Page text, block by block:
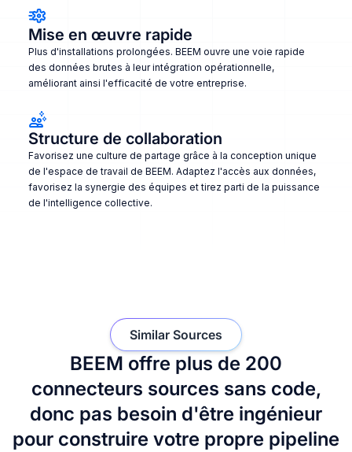
Mise en œuvre rapide
Plus d'installations prolongées. BEEM ouvre une voie rapide
des données brutes à leur intégration opérationnelle,
améliorant ainsi l'efficacité de votre entreprise.
Structure de collaboration
Favorisez une culture de partage grâce à la conception unique
de l'espace de travail de BEEM. Adaptez l'accès aux données,
favorisez la synergie des équipes et tirez parti de la puissance
de l'intelligence collective.
BEEM offre plus de 200
connecteurs sources sans code,
donc pas besoin d'être ingénieur
pour construire votre propre pipeline
Similar Sources